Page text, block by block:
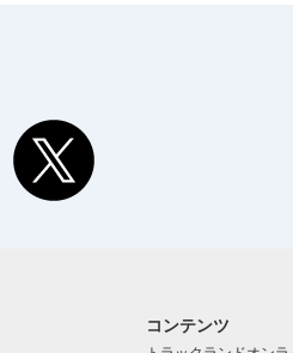
コンテンツ